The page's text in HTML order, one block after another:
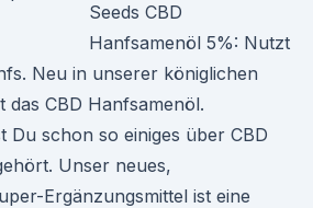
Seeds CBD
Hanfsamenöl 5%: Nutzt
Neu in unserer königlichen
das CBD Hanfsamenöl.
Du schon so einiges über CBD
Unser neues,
Ergänzungsmittel ist eine